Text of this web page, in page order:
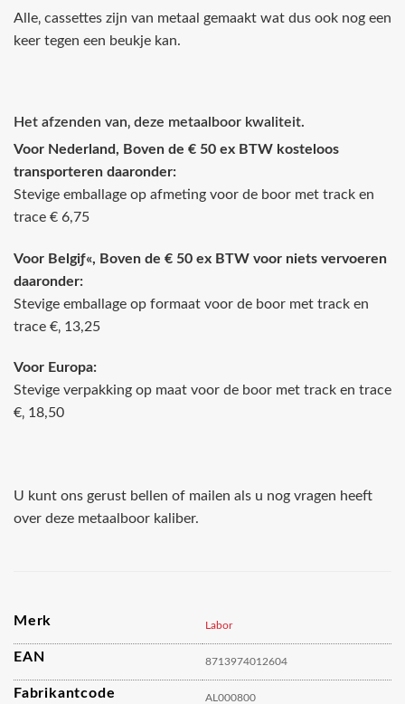
Alle‚ cassettes zijn van metaal gemaakt wat dus ook nog een
keer tegen een beukje kan.
Het afzenden van‚ deze metaalboor kwaliteit.
Voor Nederland, Boven de € 50 ex BTW kosteloos
transporteren daaronder:
Stevige emballage op afmeting voor de boor met track en
trace € 6,75
Voor Belgiƒ«, Boven de € 50 ex BTW voor niets vervoeren
daaronder:
Stevige emballage op formaat voor de boor met track en
trace €‚ 13,25
Voor Europa:
Stevige verpakking op maat voor de boor met track en trace
€‚ 18,50
U kunt ons gerust bellen of mailen als u nog vragen heeft
over deze metaalboor kaliber.
Merk Labor
EAN 8713974012604
Fabrikantcode AL000800